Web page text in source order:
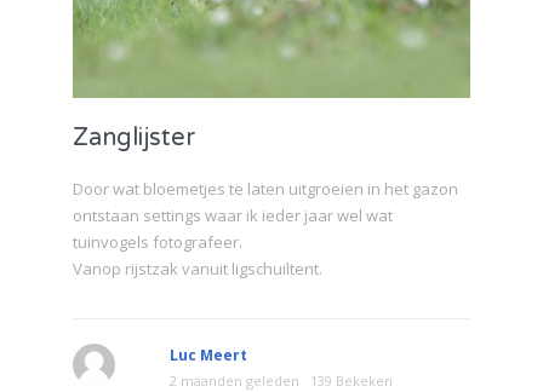
Zanglijster
Door wat bloemetjes te laten uitgroeien in het gazon
ontstaan settings waar ik ieder jaar wel wat
tuinvogels fotografeer.
Vanop rijstzak vanuit ligschuiltent.
Luc Meert
2 maanden geleden 139 Bekeken